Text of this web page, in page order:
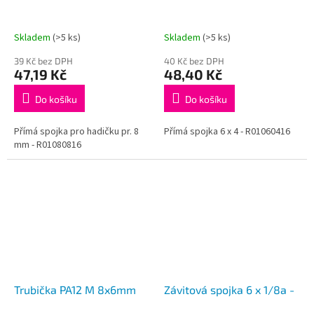
Skladem (>5 ks)
39 Kč bez DPH
47,19 Kč
Do košíku
Přímá spojka pro hadičku pr. 8
mm - R01080816
Skladem (>5 ks)
40 Kč bez DPH
48,40 Kč
Do košíku
Přímá spojka 6 x 4 - R01060416
Trubička PA12 M 8x6mm Závitová spojka 6 x 1/8a -